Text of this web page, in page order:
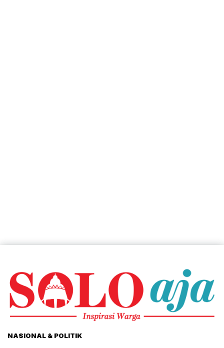
NASIONAL & POLITIK